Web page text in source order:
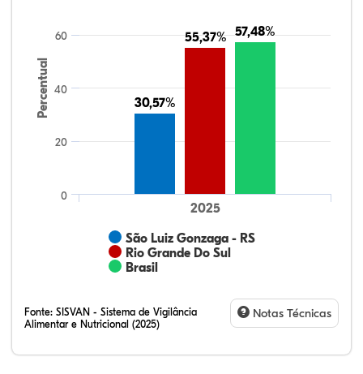
Percentual 30,57%
30,57%
55,37%
55,37% 57,48%
57,48%
São Luiz Gonzaga - RS
Rio Grande Do Sul
Brasil
2025
0
20
40
60
Fonte: SISVAN - Sistema de Vigilância
Alimentar e Nutricional (2025)
Notas Técnicas